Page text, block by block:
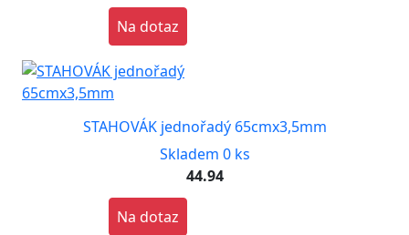
Na dotaz
STAHOVÁK jednořadý 65cmx3,5mm
Skladem 0 ks
44.94
Na dotaz